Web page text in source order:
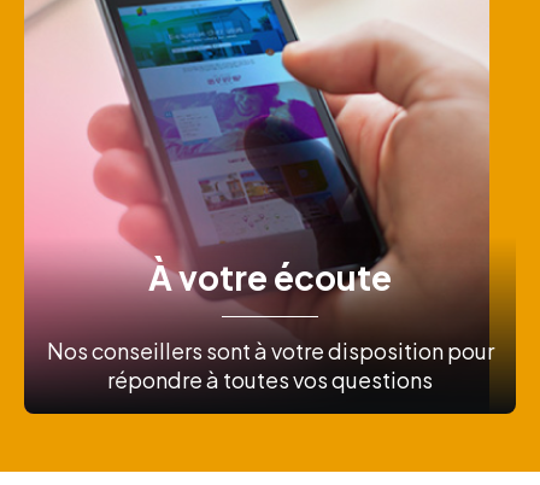
À votre écoute
Nos conseillers sont à votre disposition pour
répondre à toutes vos questions